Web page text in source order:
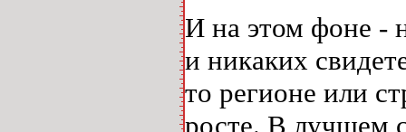
И на этом фоне -
и никаких
то регионе или
росте. В лучшем